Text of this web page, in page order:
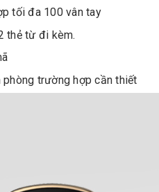
tối đa 100 vân tay
thẻ từ đi kèm.
trường hợp cần thiết